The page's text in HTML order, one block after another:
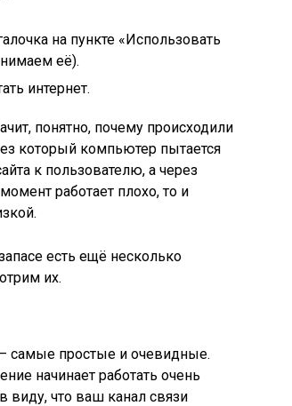
на пункте «Использовать
её).
интернет.
понятно, почему происходили
который компьютер пытается
к пользователю, а через
работает плохо, то и
есть ещё несколько
их.
самые простые и очевидные.
начинает работать очень
виду, что ваш канал связи